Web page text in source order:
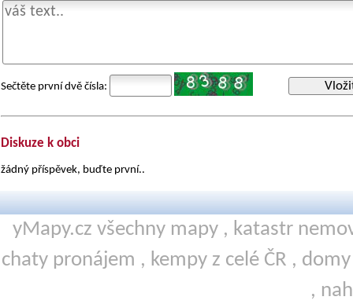
Sečtěte první dvě čísla:
Diskuze k obci
žádný příspěvek, buďte první..
yMapy.cz všechny mapy , katastr
chaty pronájem , kempy z celé ČR ,
,